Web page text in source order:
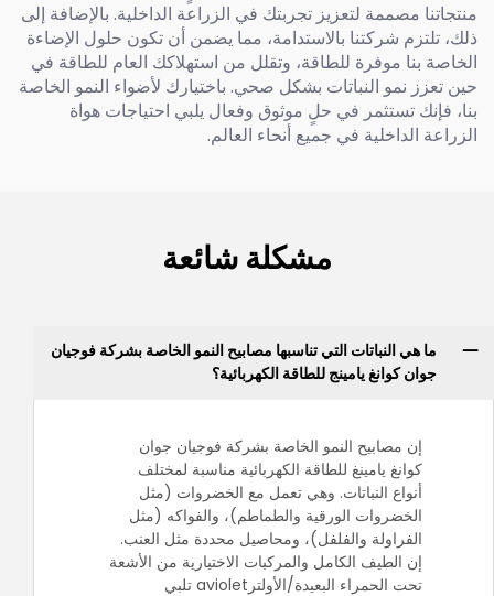
منتجاتنا مصممة لتعزيز تجربتك في الزراعة الداخلية. بالإضافة إلى
ذلك، تلتزم شركتنا بالاستدامة، مما يضمن أن تكون حلول الإضاءة
الخاصة بنا موفرة للطاقة، وتقلل من استهلاكك العام للطاقة في
حين تعزز نمو النباتات بشكل صحي. باختيارك لأضواء النمو الخاصة
بنا، فإنك تستثمر في حلٍ موثوق وفعال يلبي احتياجات هواة
الزراعة الداخلية في جميع أنحاء العالم.
مشكلة شائعة
ما هي النباتات التي تناسبها مصابيح النمو الخاصة بشركة فوجيان
جوان كوانغ يامينج للطاقة الكهربائية؟
إن مصابيح النمو الخاصة بشركة فوجيان جوان
كوانغ يامينغ للطاقة الكهربائية مناسبة لمختلف
أنواع النباتات. وهي تعمل مع الخضروات (مثل
الخضروات الورقية والطماطم)، والفواكه (مثل
الفراولة والفلفل)، ومحاصيل محددة مثل العنب.
إن الطيف الكامل والمركبات الاختيارية من الأشعة
تحت الحمراء البعيدة/الأولترaviolet تلبي